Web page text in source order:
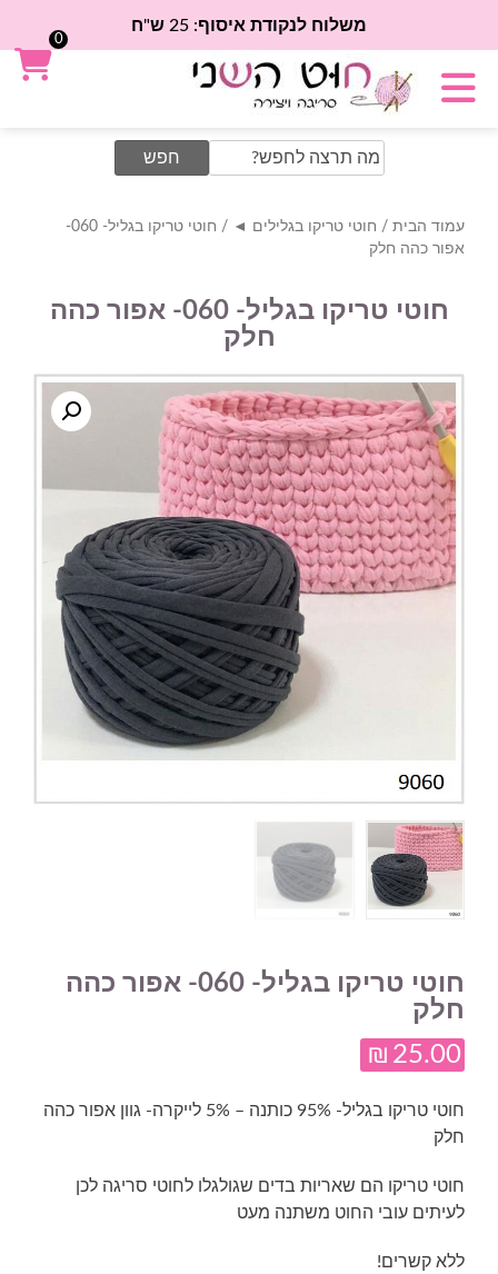
משלוח לנקודת איסוף: 25 ש"ח
Search
for:
עמוד הבית / חוטי טריקו בגלילים ◄
/ חוטי טריקו בגליל- 060-
אפור כהה חלק
חוטי טריקו בגליל- 060- אפור כהה
חלק
חוטי טריקו בגליל- 060- אפור כהה
חלק
₪ 25.00
חוטי טריקו בגליל- 95% כותנה – 5% לייקרה- גוון אפור כהה
חלק
חוטי טריקו הם שאריות בדים שגולגלו לחוטי סריגה לכן
לעיתים עובי החוט משתנה מעט
ללא קשרים!
0